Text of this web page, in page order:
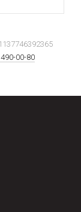
00-80